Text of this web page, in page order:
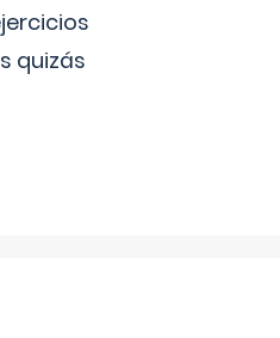
quizás